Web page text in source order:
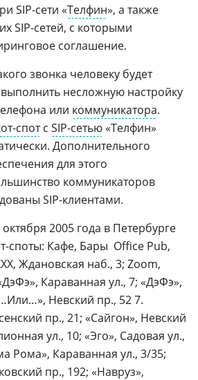
SIP-сети «Телфин», а также
SIP-сетей, с которыми
соглашение.
звонка человеку будет
несложную настройку
или коммуникатора.
спотс SIP-сетью «Телфин»
Дополнительного
для этого
коммуникаторов
SIP-клиентами.
2005 года в Петербурге
споты: Кафе, Бары  Office Pub,
Ждановская наб., 3; Zoom,
Караванная ул., 7; «ДэФэ»,
Невский пр., 52 7.
пр., 21; «Сайгон», Невский
ул., 10; «Эго», Садовая ул.,
Рома», Караванная ул., 3/35;
пр., 192; «Навруз»,